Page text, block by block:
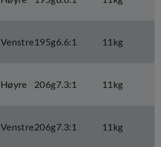
Venstre195g6.6:1 11kg
Høyre 206g7.3:1 11kg
Venstre206g7.3:1 11kg